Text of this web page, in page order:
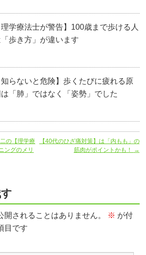
理学療法士が警告】100歳まで歩ける人
「歩き方」が違います
知らないと危険】歩くたびに疲れる原
は「肺」ではなく「姿勢」でした
の【理学療
ングのメリ
【40代のひざ痛対策】は「内もも」の
筋肉がポイントかも！
→
開されることはありません。 ※ が付
目です